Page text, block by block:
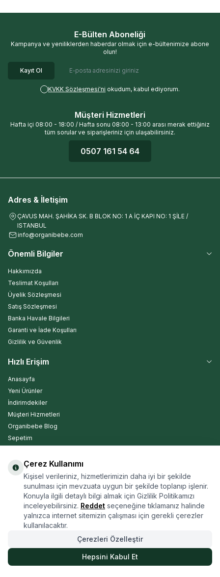
E-Bülten Aboneliği
Kampanya ve yeniliklerden haberdar olmak için e-bültenimize abone
olun!
Kayıt Ol
KVKK Sözleşmesi'ni okudum, kabul ediyorum.
Müşteri Hizmetleri
Hafta içi 08:00 - 18:00 / Hafta sonu 08:00 - 13:00 arası merak ettiğiniz
tüm sorular ve siparişleriniz için ulaşabilirsiniz.
0507 161 54 64
Adres & İletişim
ÇAVUS MAH. ŞAHİKA SK. B BLOK NO: 1 A İÇ KAPI NO: 1 ŞİLE /
ISTANBUL
info@organibebe.com
Önemli Bilgiler
Hakkımızda
Teslimat Koşulları
Üyelik Sözleşmesi
Satış Sözleşmesi
Banka Havale Bilgileri
Garanti ve İade Koşulları
Gizlilik ve Güvenlik
Hızlı Erişim
Anasayfa
Yeni Ürünler
İndirimdekiler
Müşteri Hizmetleri
Organibebe Blog
Sepetim
Kargo Takip
ARA
Çerez Kullanımı
Kişisel verileriniz, hizmetlerimizin daha iyi bir şekilde
sunulması için mevzuata uygun bir şekilde toplanıp işlenir.
Konuyla ilgili detaylı bilgi almak için Gizlilik Politikamızı
inceleyebilirsiniz. Reddet seçeneğine tıklamanız halinde
yalnızca internet sitemizin çalışması için gerekli çerezler
kullanılacaktır.
Çerezleri Özelleştir
Hepsini Kabul Et